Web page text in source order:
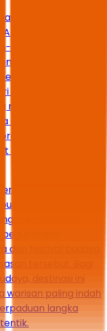
selatan dan
menelusuri
rumah batu
lereng gunung.
Rijal
900 tahun, dan
menampilkan
arsitektur yang
sempitnya dan
pada dinding-
adalah
ke Rijal Almaa
menakjubkan,
dan festival budaya
tersebut. Bagi
destinasi ini
warisan paling indah
langka